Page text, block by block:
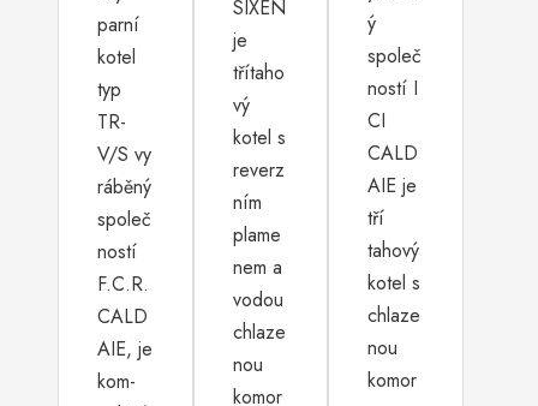
parní
kotel
typ
TR-
V/S vy
ráběný
společ
ností
F.C.R.
CALD
AIE, je
kom-
SIXEN
je
třítaho
vý
kotel s
reverz
ním
plame
nem a
vodou
chlaze
nou
komor
ý
společ
ností I
CI
CALD
AIE je
tří
tahový
kotel s
chlaze
nou
komor